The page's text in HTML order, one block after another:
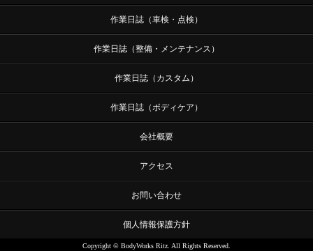
作業日誌（車検・点検）
作業日誌（整備・メンテナンス）
作業日誌（カスタム）
作業日誌（ボディケア）
会社概要
アクセス
お問い合わせ
個人情報保護方針
Copyright © BodyWorks Ritz. All Rights Reserved.